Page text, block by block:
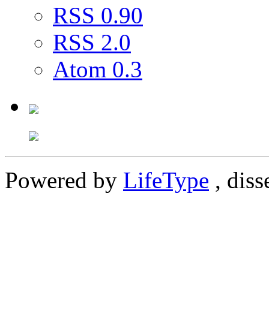
RSS 0.90
RSS 2.0
Atom 0.3
Powered by LifeType ,